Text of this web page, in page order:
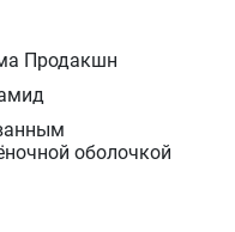
Продакшн
оболочкой